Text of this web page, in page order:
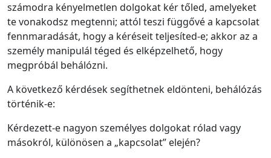
számodra kényelmetlen dolgokat kér tőled, amelyeket
te vonakodsz megtenni; attól teszi függővé a kapcsolat
fennmaradását, hogy a kéréseit teljesíted-e; akkor az a
személy manipulál téged és elképzelhető, hogy
megpróbál behálózni.
A következő kérdések segíthetnek eldönteni, behálózás
történik-e:
Kérdezett-e nagyon személyes dolgokat rólad vagy
másokról, különösen a „kapcsolat” elején?